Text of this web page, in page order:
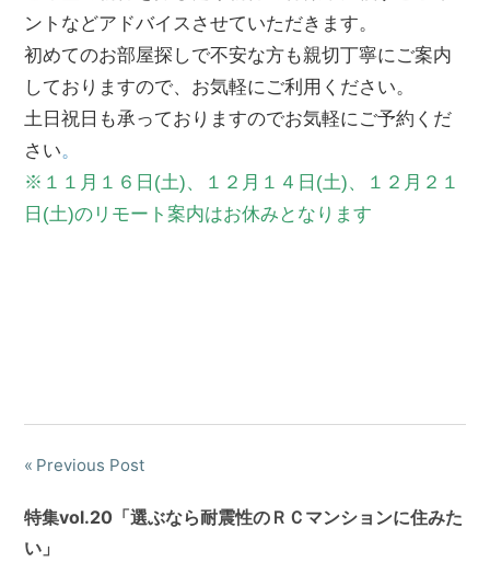
ントなどアドバイスさせていただきます。
初めてのお部屋探しで不安な方も親切丁寧にご案内
しておりますので、お気軽にご利用ください。
土日祝日も承っておりますのでお気軽にご予約くだ
さい。
※１１月１６日(土)、１２月１４日(土)、１２月２１
日(土)のリモート案内はお休みとなります
投
稿
ナ
Previous Post
特集vol.20「選ぶなら耐震性のＲＣマンションに住みた
い」